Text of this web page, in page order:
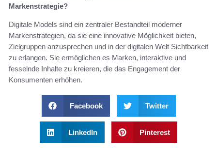
Markenstrategie?
Digitale Models sind ein zentraler Bestandteil moderner
Markenstrategien, da sie eine innovative Möglichkeit bieten,
Zielgruppen anzusprechen und in der digitalen Welt Sichtbarkeit
zu erlangen. Sie ermöglichen es Marken, interaktive und
fesselnde Inhalte zu kreieren, die das Engagement der
Konsumenten erhöhen.
Facebook Twitter
LinkedIn Pinterest